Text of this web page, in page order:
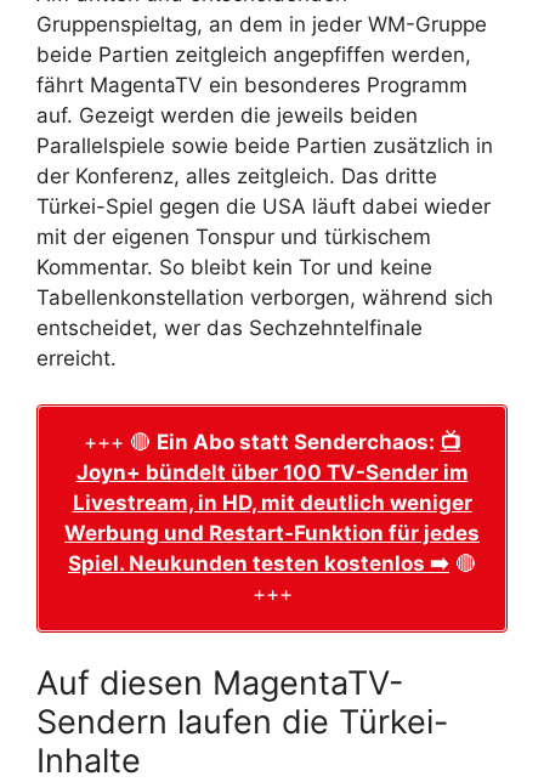
Gruppenspieltag, an dem in jeder WM-Gruppe
beide Partien zeitgleich angepfiffen werden,
fährt MagentaTV ein besonderes Programm
auf. Gezeigt werden die jeweils beiden
Parallelspiele sowie beide Partien zusätzlich in
der Konferenz, alles zeitgleich. Das dritte
Türkei-Spiel gegen die USA läuft dabei wieder
mit der eigenen Tonspur und türkischem
Kommentar. So bleibt kein Tor und keine
Tabellenkonstellation verborgen, während sich
entscheidet, wer das Sechzehntelfinale
erreicht.
+++ 🔴 Ein Abo statt Senderchaos: 📺
Joyn+ bündelt über 100 TV-Sender im
Livestream, in HD, mit deutlich weniger
Werbung und Restart-Funktion für jedes
Spiel. Neukunden testen kostenlos ➡️ 🔴
+++
Auf diesen MagentaTV-
Sendern laufen die Türkei-
Inhalte